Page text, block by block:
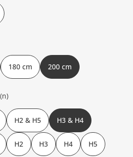
180 cm 200 cm
H2 & H5 H3 & H4
H2 H3 H4 H5